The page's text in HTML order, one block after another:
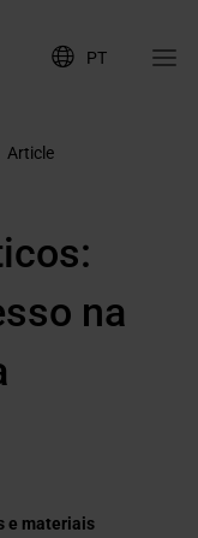
PT
Article
na
e materiais